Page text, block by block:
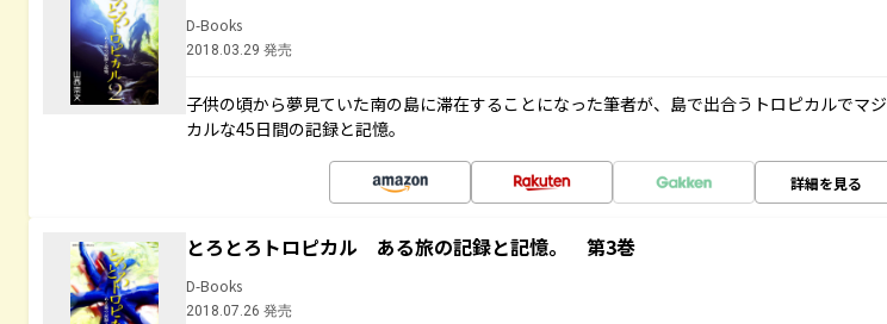
D-Books
2018.03.29 発売
子供の頃から夢見ていた南の島に滞在することになった筆者が、島で出合うトロピカルでマジ
カルな45日間の記録と記憶。
詳細を見る
とろとろトロピカル ある旅の記録と記憶。 第3巻
D-Books
2018.07.26 発売